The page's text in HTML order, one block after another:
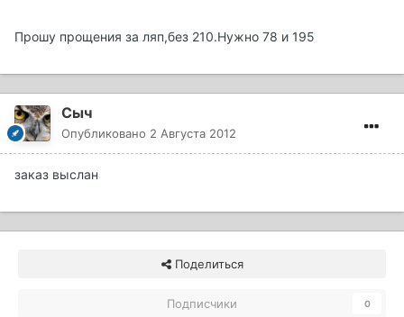
Прошу прощения за ляп,без 210.Нужно 78 и 195
Сыч
Опубликовано 2 Августа 2012
заказ выслан
Поделиться
Подписчики 0